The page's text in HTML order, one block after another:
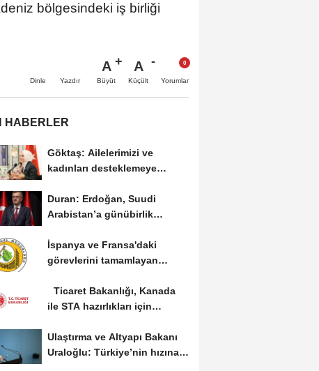
bölgesindeki iş birliği
Dinle Yazdır
A
Büyüt
A
Küçült Yorumlar
HABERLER
Göktaş: Ailelerimizi ve
kadınları desteklemeye
Duran: Erdoğan, Suudi
Arabistan’a günübirlik
İspanya ve Fransa'daki
görevlerini tamamlayan
Ticaret Bakanlığı, Kanada
ile STA hazırlıkları için
Ulaştırma ve Altyapı Bakanı
Uraloğlu: Türkiye’nin hızına